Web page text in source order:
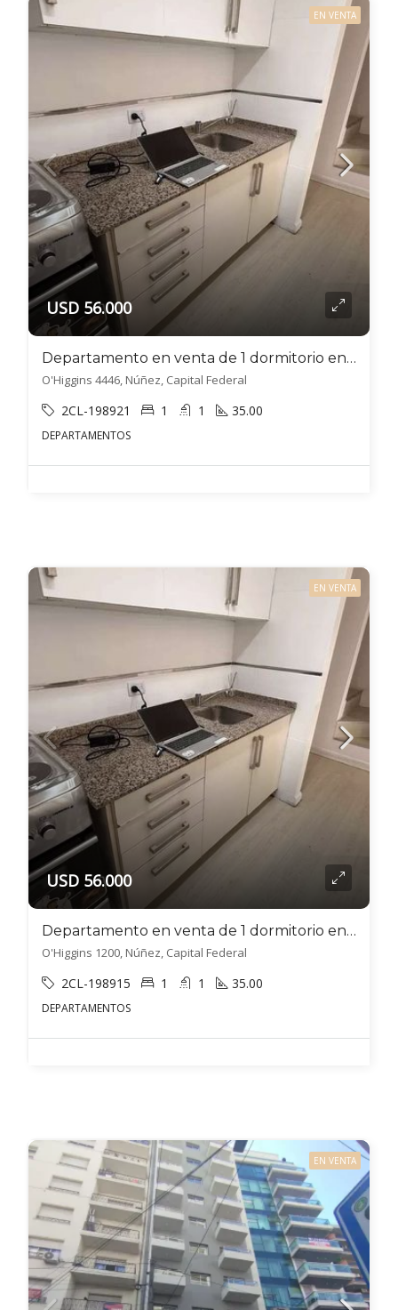
EN VENTA
USD 56.000
Departamento en venta de 1 dormitorio en Villa Luzuriaga
O'Higgins 4446, Núñez, Capital Federal
2CL-198921 1 1 35.00
DEPARTAMENTOS
EN VENTA
USD 56.000
Departamento en venta de 1 dormitorio en Villa Luzuriaga
O'Higgins 1200, Núñez, Capital Federal
2CL-198915 1 1 35.00
DEPARTAMENTOS
EN VENTA